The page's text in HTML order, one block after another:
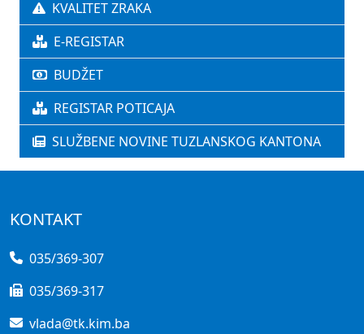
KVALITET ZRAKA
E-REGISTAR
BUDŽET
REGISTAR POTICAJA
SLUŽBENE NOVINE TUZLANSKOG KANTONA
KONTAKT
035/369-307
035/369-317
vlada@tk.kim.ba